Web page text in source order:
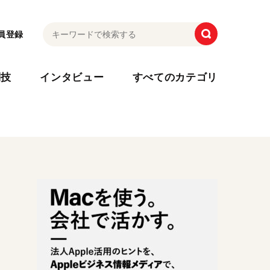
登録
インタビュー すべてのカテゴリ